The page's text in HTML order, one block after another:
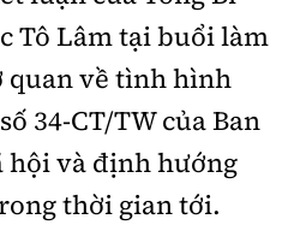
Tô Lâm tại buổi làm
quan về tình hình
34-CT/TW của Ban
hội và định hướng
thời gian tới.